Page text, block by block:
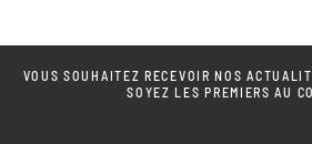
VOUS SOUHAITEZ RECEVOIR NOS
SOYEZ LES PREMIERS AU